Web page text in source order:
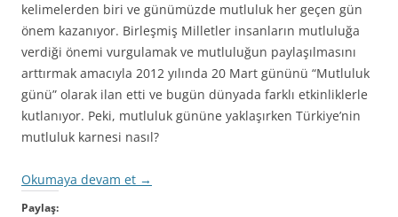
kelimelerden biri ve günümüzde mutluluk her geçen gün
önem kazanıyor. Birleşmiş Milletler insanların mutluluğa
verdiği önemi vurgulamak ve mutluluğun paylaşılmasını
arttırmak amacıyla 2012 yılında 20 Mart gününü “Mutluluk
günü” olarak ilan etti ve bugün dünyada farklı etkinliklerle
kutlanıyor. Peki, mutluluk gününe yaklaşırken Türkiye’nin
mutluluk karnesi nasıl?
Okumaya devam et →
Paylaş: